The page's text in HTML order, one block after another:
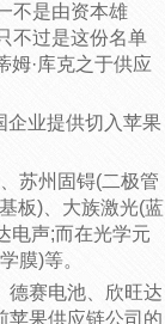
不是由资本雄
不过是这份名单
姆·库克之于供应
企业提供切入苹果
苏州固锝(二极管
板)、大族激光(蓝
电声;而在光学元
膜)等。
德赛电池、欣旺达
苹果供应链公司的